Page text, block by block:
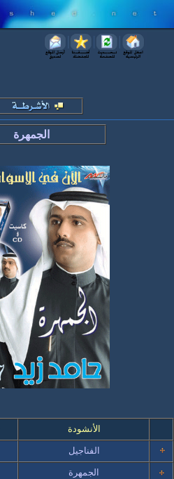
الجمهرة
الأنشودة
الفناجيل
الجمهرة